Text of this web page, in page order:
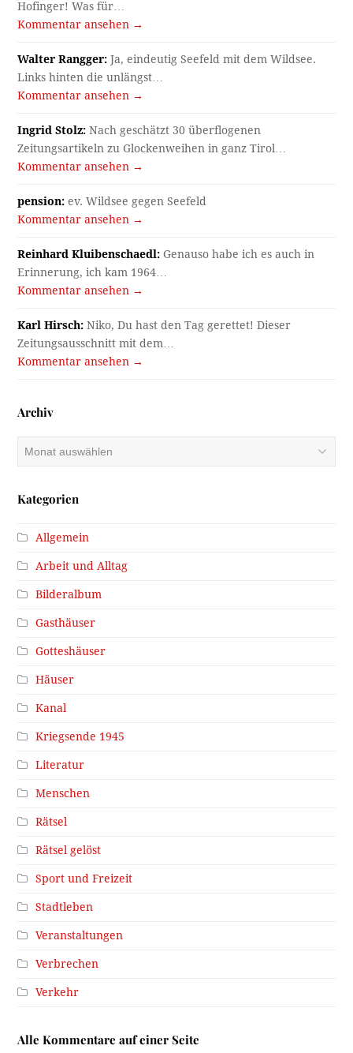
Hofinger! Was für…
Kommentar ansehen →
Walter Rangger: Ja, eindeutig Seefeld mit dem Wildsee.
Links hinten die unlängst…
Kommentar ansehen →
Ingrid Stolz: Nach geschätzt 30 überflogenen
Zeitungsartikeln zu Glockenweihen in ganz Tirol…
Kommentar ansehen →
pension: ev. Wildsee gegen Seefeld
Kommentar ansehen →
Reinhard Kluibenschaedl: Genauso habe ich es auch in
Erinnerung, ich kam 1964…
Kommentar ansehen →
Karl Hirsch: Niko, Du hast den Tag gerettet! Dieser
Zeitungsausschnitt mit dem…
Kommentar ansehen →
Archiv
Kategorien
Allgemein
Arbeit und Alltag
Bilderalbum
Gasthäuser
Gotteshäuser
Häuser
Kanal
Kriegsende 1945
Literatur
Menschen
Rätsel
Rätsel gelöst
Sport und Freizeit
Stadtleben
Veranstaltungen
Verbrechen
Verkehr
Alle Kommentare auf einer Seite